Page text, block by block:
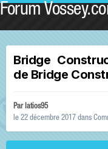
Forum
Bridge
de Bridge
Parlatios95
le 22 décembre 2017 dans